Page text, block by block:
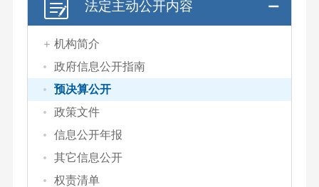
法定主动公开内容
机构简介
政府信息公开指南
预决算公开
政策文件
信息公开年报
其它信息公开
权责清单